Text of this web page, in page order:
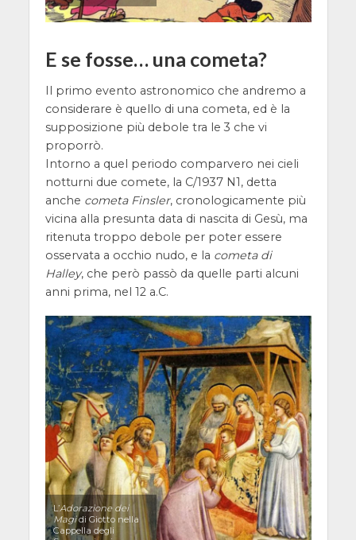
E se fosse… una cometa?
Il primo evento astronomico che andremo a
considerare è quello di una cometa, ed è la
supposizione più debole tra le 3 che vi
proporrò.
Intorno a quel periodo comparvero nei cieli
notturni due comete, la C/1937 N1, detta
anche cometa Finsler, cronologicamente più
vicina alla presunta data di nascita di Gesù, ma
ritenuta troppo debole per poter essere
osservata a occhio nudo, e la cometa di
Halley, che però passò da quelle parti alcuni
anni prima, nel 12 a.C.
L’Adorazione dei
Magidi Giotto nella
Cappella degli